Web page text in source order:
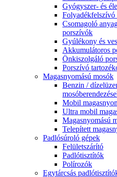
Gyógyszer- és
Csomagoló
porszívók
Gyúlékony és
Akkumulátoros
Önkiszolgáló
Porszívó
Magasnyomású mosók
Benzin /
Mobil
Ultra mobil
Magasnyomású
Telepített
Padlósúroló gépek
Felületszárító
Padlótisztítók
Polírozók
Egytárcsás